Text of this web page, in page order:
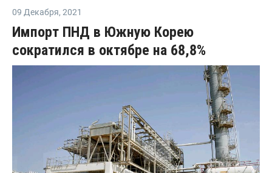
09 Декабря, 2021
Импорт ПНД в Южную Корею
сократился в октябре на 68,8%